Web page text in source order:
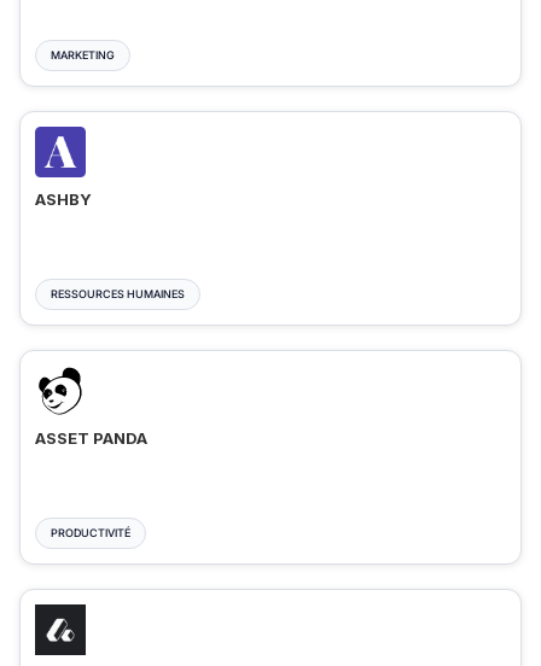
MARKETING
ASHBY
RESSOURCES HUMAINES
ASSET PANDA
PRODUCTIVITÉ